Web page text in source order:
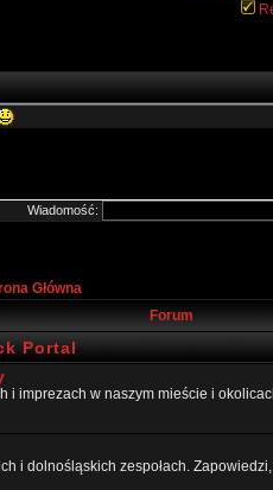
Wiadomość:
Główna
Forum
Portal
i imprezach w naszym mieście i
i dolnośląskich zespołach.